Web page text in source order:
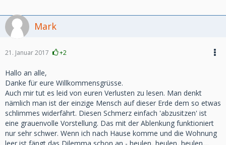
Mark
21. Januar 2017 +2
Hallo an alle,
Danke für eure Willkommensgrüsse.
Auch mir tut es leid von euren Verlusten zu lesen. Man denkt
nämlich man ist der einzige Mensch auf dieser Erde dem so etwas
schlimmes widerfährt. Diesen Schmerz einfach 'abzusitzen' ist
eine grauenvolle Vorstellung. Das mit der Ablenkung funktioniert
nur sehr schwer. Wenn ich nach Hause komme und die Wohnung